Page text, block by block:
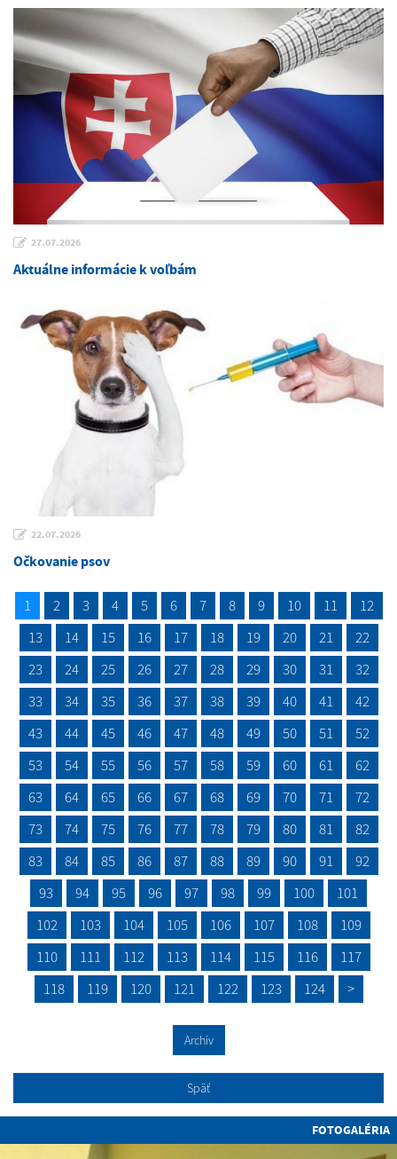
27.07.2026
Aktuálne informácie k voľbám
22.07.2026
Očkovanie psov
1 2 3 4 5 6 7 8 9 10 11
12
13
14 15 16 17 18 19 20 21
22
23
24 25 26 27 28 29 30 31
32
33
34 35 36 37 38 39 40 41
42
43
44 45 46 47 48 49 50 51
52
53
54 55 56 57 58 59 60 61
62
63
64 65 66 67 68 69 70 71
72
73
74 75 76 77 78 79 80 81
82
83
84 85 86 87 88 89 90 91
92
93
94 95 96 97 98 99 100
101
102
103 104 105 106 107 108
109
110
111 112 113 114 115 116
117
118
119 120 121 122 123 124 >
Archív
Späť
FOTOGALÉRIA